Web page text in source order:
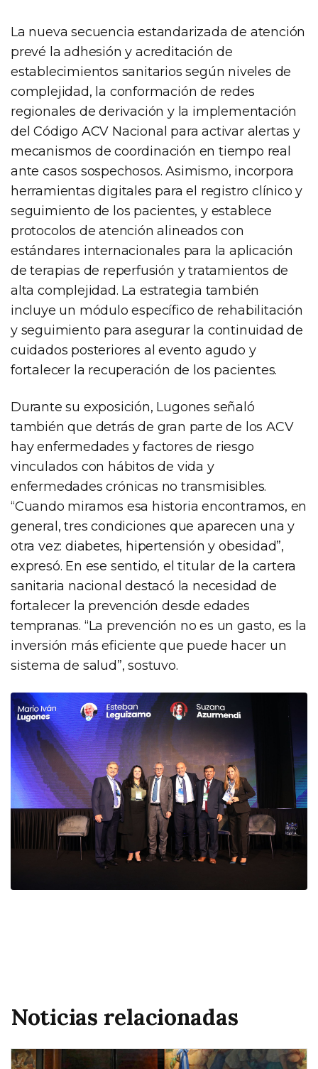
La nueva secuencia estandarizada de atención
prevé la adhesión y acreditación de
establecimientos sanitarios según niveles de
complejidad, la conformación de redes
regionales de derivación y la implementación
del Código ACV Nacional para activar alertas y
mecanismos de coordinación en tiempo real
ante casos sospechosos. Asimismo, incorpora
herramientas digitales para el registro clínico y
seguimiento de los pacientes, y establece
protocolos de atención alineados con
estándares internacionales para la aplicación
de terapias de reperfusión y tratamientos de
alta complejidad. La estrategia también
incluye un módulo específico de rehabilitación
y seguimiento para asegurar la continuidad de
cuidados posteriores al evento agudo y
fortalecer la recuperación de los pacientes.
Durante su exposición, Lugones señaló
también que detrás de gran parte de los ACV
hay enfermedades y factores de riesgo
vinculados con hábitos de vida y
enfermedades crónicas no transmisibles.
“Cuando miramos esa historia encontramos, en
general, tres condiciones que aparecen una y
otra vez: diabetes, hipertensión y obesidad”,
expresó. En ese sentido, el titular de la cartera
sanitaria nacional destacó la necesidad de
fortalecer la prevención desde edades
tempranas. “La prevención no es un gasto, es la
inversión más eficiente que puede hacer un
sistema de salud”, sostuvo.
Noticias relacionadas